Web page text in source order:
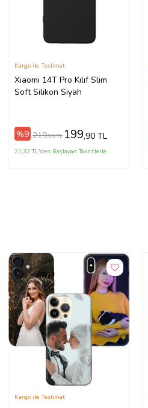
Xiaomi 14T Pro Kılıf Slim
Soft Silikon Siyah
Kargo ile Teslimat
%9 219,90 TL 199,90 TL
21,32 TL'den Başlayan Taksitlerle
Kargo ile Teslimat